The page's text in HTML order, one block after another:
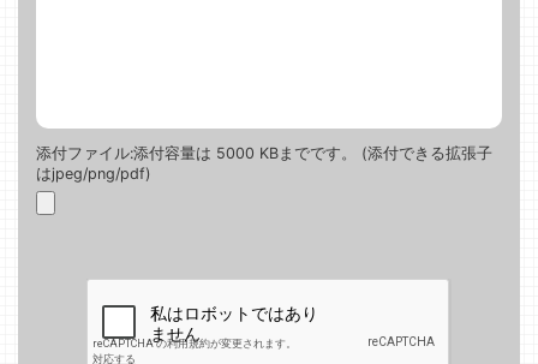
添付ファイル:添付容量は 5000 KBまでです。 (添付できる拡張子
はjpeg/png/pdf)